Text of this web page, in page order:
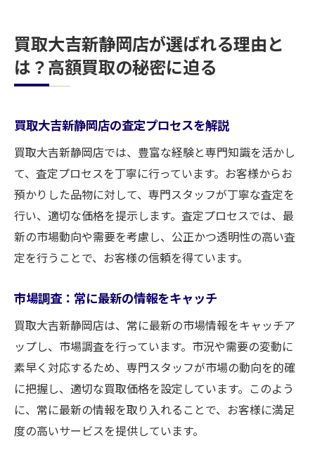
高額買取を実現するためのアドバイス
プロが教える高額買取の裏技
買取大吉新静岡店が選ばれる理由と
は？高額買取の秘密に迫る
買取大吉新静岡店の査定プロセスを解説
買取大吉新静岡店では、豊富な経験と専門知識を活かし
て、査定プロセスを丁寧に行っています。お客様からお
預かりした品物に対して、専門スタッフが丁寧な査定を
行い、適切な価格を提示します。査定プロセスでは、最
新の市場動向や需要を考慮し、公正かつ透明性の高い査
定を行うことで、お客様の信頼を得ています。
市場調査：常に最新の情報をキャッチ
買取大吉新静岡店は、常に最新の市場情報をキャッチア
ップし、市場調査を行っています。市況や需要の変動に
素早く対応するため、専門スタッフが市場の動向を的確
に把握し、適切な買取価格を設定しています。このよう
に、常に最新の情報を取り入れることで、お客様に満足
度の高いサービスを提供しています。